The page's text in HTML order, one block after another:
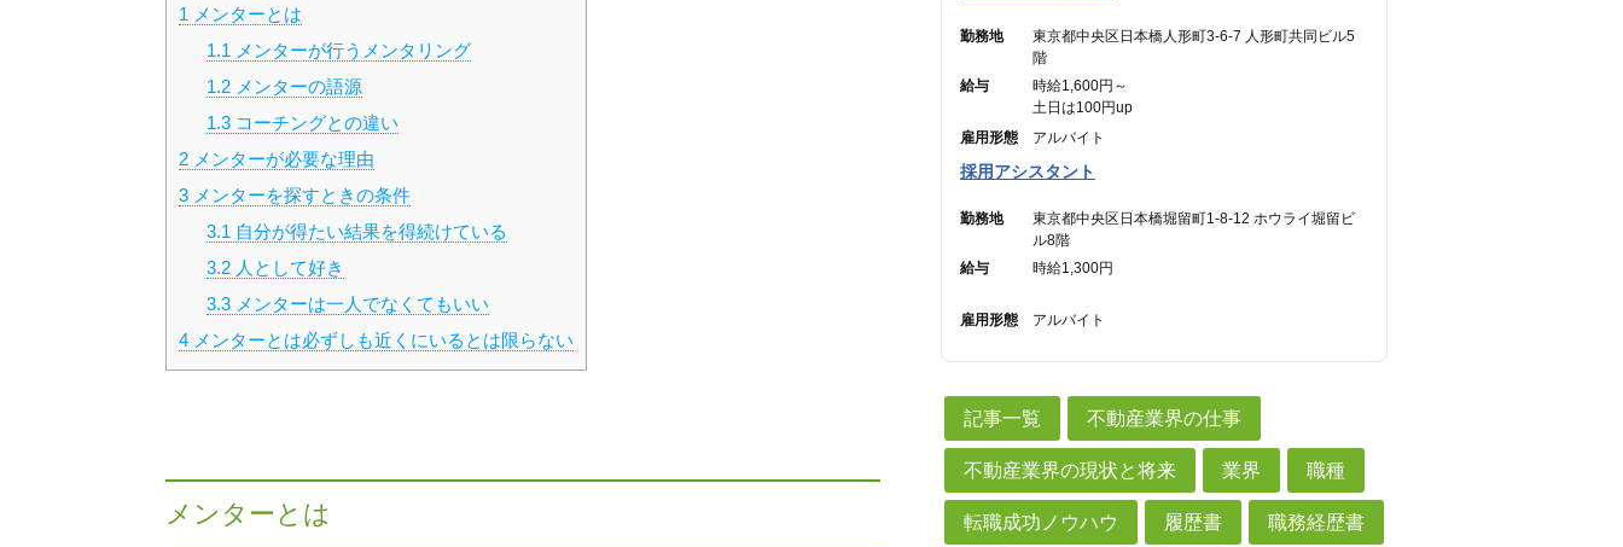
1 メンターとは
1.1 メンターが行うメンタリング
1.2メンターの語源
1.3コーチングとの違い
2 メンターが必要な理由
3 メンターを探すときの条件
3.1 自分が得たい結果を得続けている
3.2人として好き
3.3メンターは一人でなくてもいい
4 メンターとは必ずしも近くにいるとは限らない
メンターとは
勤務地
東京都中央区日本橋人形町3-6-7 人形町共同ビル5
階
給与
時給1,600円～
土日は100円up
雇用形態
アルバイト
採用アシスタント
勤務地
東京都中央区日本橋堀留町1-8-12 ホウライ堀留ビ
ル8階
給与
時給1,300円
雇用形態 アルバイト
記事一覧 不動産業界の仕事
不動産業界の現状と将来 業界 職種
転職成功ノウハウ 履歴書 職務経歴書